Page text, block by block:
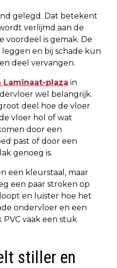
gelegd. Dat betekent
verlijmd aan de
is gemak. De
en bij schade kun
deel vervangen.
Laminaat-plaza in
wel belangrijk.
deel hoe de vloer
vloer hol of wat
door een
past of door een
genoeg is.
een kleurstaal, maar
een paar stroken op
en luister hoe het
ondervloer en een
PVC vaak een stuk
stiller en